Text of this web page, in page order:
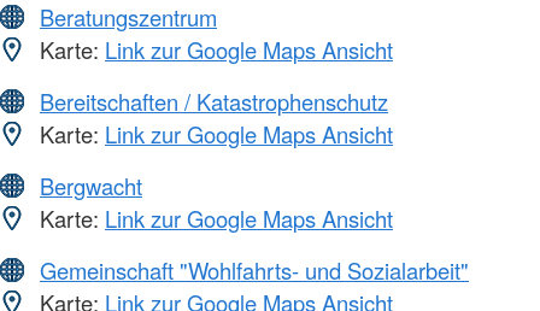
Beratungszentrum
Karte: Link zur Google Maps Ansicht
Bereitschaften / Katastrophenschutz
Karte: Link zur Google Maps Ansicht
Bergwacht
Karte: Link zur Google Maps Ansicht
Gemeinschaft "Wohlfahrts- und Sozialarbeit"
Karte: Link zur Google Maps Ansicht